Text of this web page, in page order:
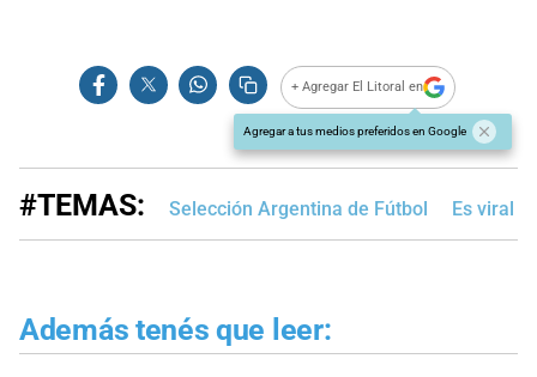
+ Agregar El Litoral en
Agregar a tus medios preferidos en Google
#TEMAS: Selección Argentina de Fútbol Es viral
Además tenés que leer: